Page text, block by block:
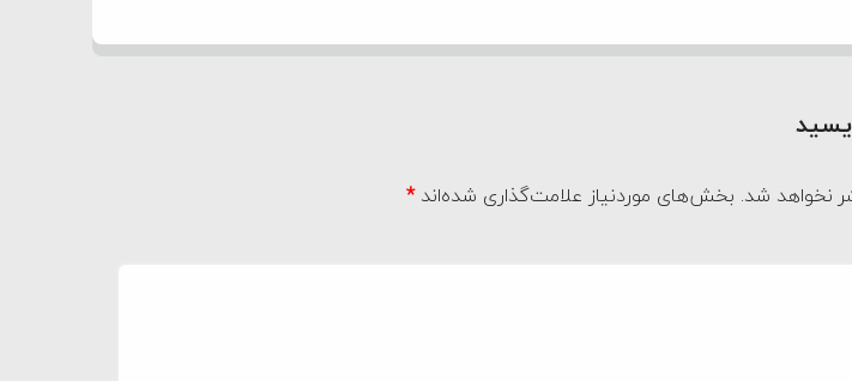
نخواهد شد. بخش‌های موردنیاز علامت‌گذاری شده‌اند*